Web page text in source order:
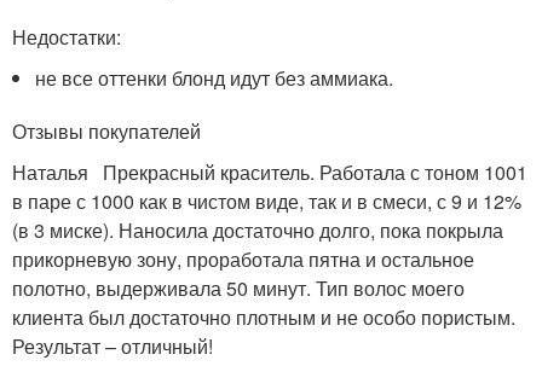
Недостатки:
не все оттенки блонд идут без аммиака.
Отзывы покупателей
Наталья Прекрасный краситель. Работала с тоном 1001
в паре с 1000 как в чистом виде, так и в смеси, с 9 и 12%
(в 3 миске). Наносила достаточно долго, пока покрыла
прикорневую зону, проработала пятна и остальное
полотно, выдерживала 50 минут. Тип волос моего
клиента был достаточно плотным и не особо пористым.
Результат – отличный!